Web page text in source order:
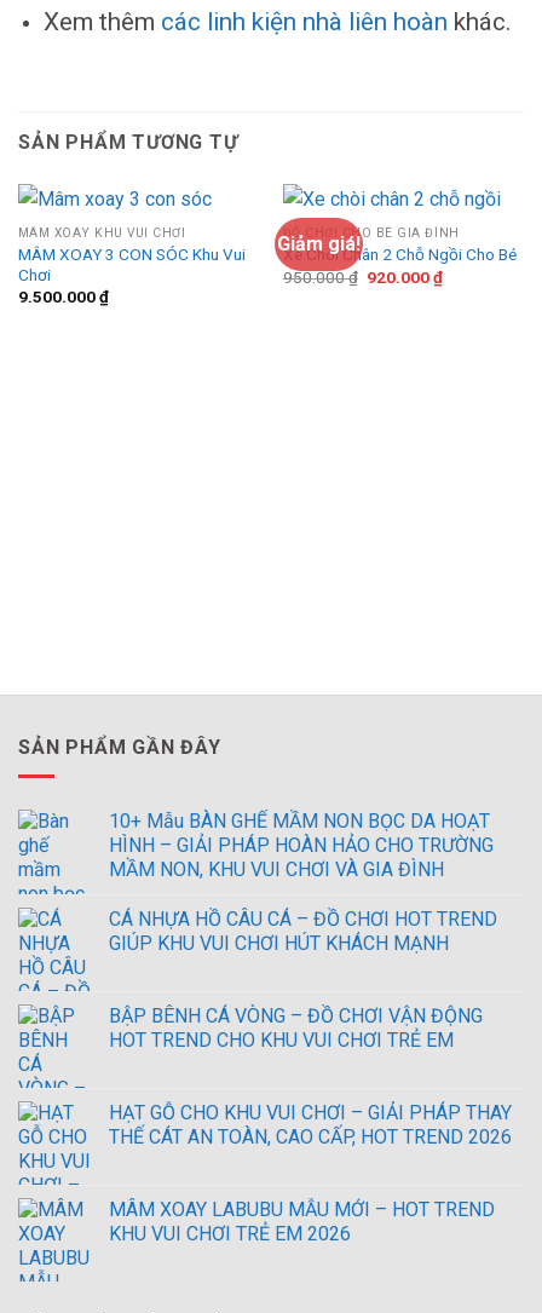
Xem thêm các linh kiện nhà liên hoàn khác.
SẢN PHẨM TƯƠNG TỰ
MÂM XOAY KHU VUI CHƠI
MÂM XOAY 3 CON SÓC Khu Vui
Chơi
9.500.000₫
Giảm giá!
ĐỒ CHƠI CHO BÉ GIA ĐÌNH
Xe Chòi Chân 2 Chỗ Ngồi Cho Bé
950.000₫ Giá
920.000₫Giá
hiện
SẢN PHẨM GẦN ĐÂY
10+ Mẫu BÀN GHẾ MẦM NON BỌC DA HOẠT
HÌNH – GIẢI PHÁP HOÀN HẢO CHO TRƯỜNG
MẦM NON, KHU VUI CHƠI VÀ GIA ĐÌNH
CÁ NHỰA HỒ CÂU CÁ – ĐỒ CHƠI HOT TREND
GIÚP KHU VUI CHƠI HÚT KHÁCH MẠNH
BẬP BÊNH CÁ VÒNG – ĐỒ CHƠI VẬN ĐỘNG
HOT TREND CHO KHU VUI CHƠI TRẺ EM
HẠT GỖ CHO KHU VUI CHƠI – GIẢI PHÁP THAY
THẾ CÁT AN TOÀN, CAO CẤP, HOT TREND 2026
MÂM XOAY LABUBU MẪU MỚI – HOT TREND
KHU VUI CHƠI TRẺ EM 2026